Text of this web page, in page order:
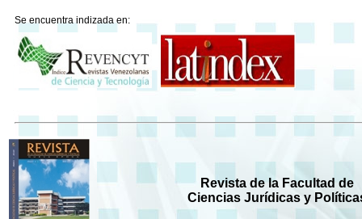
Se encuentra indizada en:
Revista de la Facultad de
Ciencias Jurídicas y